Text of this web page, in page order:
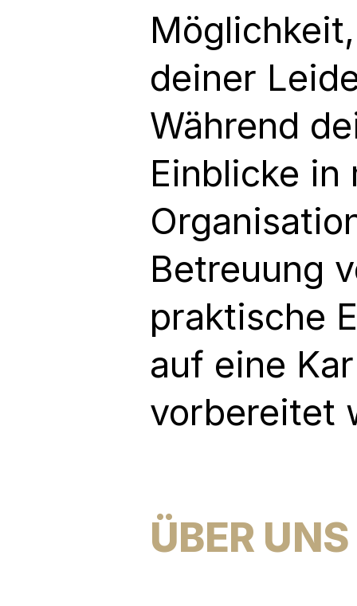
deiner
Während
Einblicke in
Betreuung
praktische
auf eine
vorbereitet
ÜBER UNS